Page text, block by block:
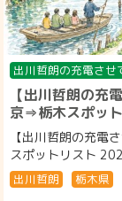
出川哲朗の充電させ
【出川哲朗の充
京⇒栃木スポッ
【出川哲朗の充電
スポットリスト
出川哲朗 栃木県